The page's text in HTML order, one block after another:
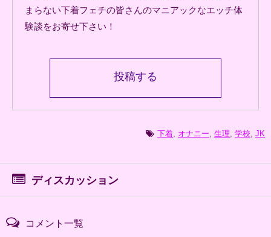
まらない下着フェチの皆さんのマニアックなエッチ体
験談をお寄せ下さい！
投稿する
下着, オナニー, 生理, 学校, JK
ディスカッション
コメント一覧